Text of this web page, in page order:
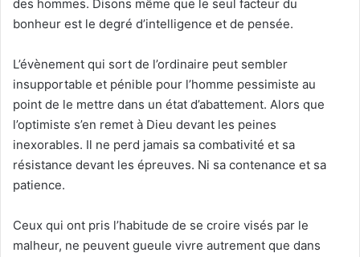
des hommes. Disons même que le seul facteur du
bonheur est le degré d’intelligence et de pensée.
L’évènement qui sort de l’ordinaire peut sembler
insupportable et pénible pour l’homme pessimiste au
point de le mettre dans un état d’abattement. Alors que
l’optimiste s’en remet à Dieu devant les peines
inexorables. Il ne perd jamais sa combativité et sa
résistance devant les épreuves. Ni sa contenance et sa
patience.
Ceux qui ont pris l’habitude de se croire visés par le
malheur, ne peuvent gueule vivre autrement que dans